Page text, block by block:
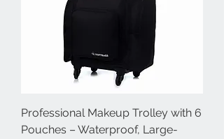
Professional Makeup Trolley with 6
Pouches – Waterproof, Large-